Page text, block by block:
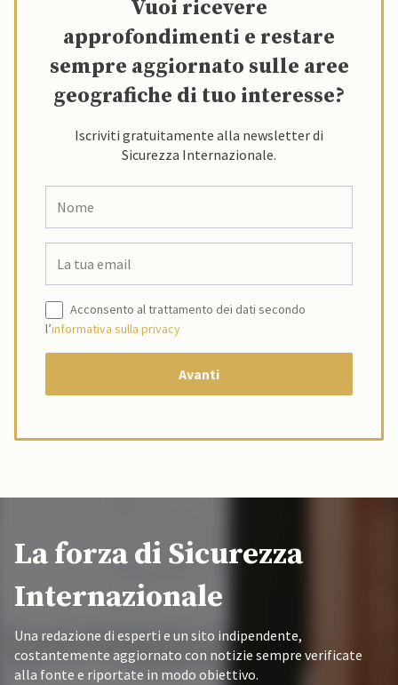
Vuoi ricevere
approfondimenti e restare
sempre aggiornato sulle aree
geografiche di tuo interesse?
Iscriviti gratuitamente alla newsletter di
Sicurezza Internazionale.
Acconsento al trattamento dei dati secondo
l’informativa sulla privacy
La forza di Sicurezza
Internazionale
Una redazione di esperti e un sito indipendente,
costantemente aggiornato con notizie sempre verificate
alla fonte e riportate in modo obiettivo.